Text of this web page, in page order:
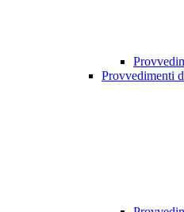
Provvedimenti